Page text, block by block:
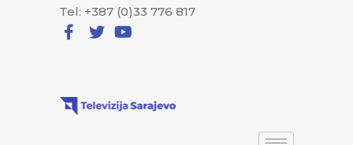
Tel: +387 (0)33 776 817